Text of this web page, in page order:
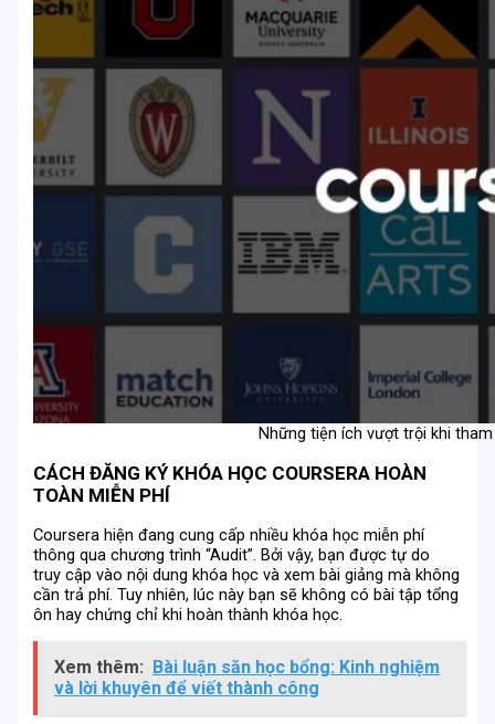
Những tiện ích vượt trội khi
CÁCH ĐĂNG KÝ KHÓA HỌC COURSERA HOÀN
TOÀN MIỄN PHÍ
Coursera hiện đang cung cấp nhiều khóa học miễn phí
thông qua chương trình “Audit”. Bởi vậy, bạn được tự do
truy cập vào nội dung khóa học và xem bài giảng mà không
cần trả phí. Tuy nhiên, lúc này bạn sẽ không có bài tập tổng
ôn hay chứng chỉ khi hoàn thành khóa học.
Xem thêm:
Bài luận săn học bổng: Kinh nghiệm
và lời khuyên để viết thành công